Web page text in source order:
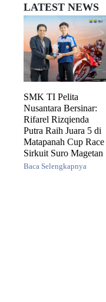
LATEST NEWS
SMK TI Pelita
Nusantara Bersinar:
Rifarel Rizqienda
Putra Raih Juara 5 di
Matapanah Cup Race
Sirkuit Suro Magetan
Baca Selengkapnya